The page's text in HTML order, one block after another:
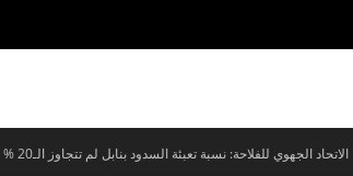
الاتحاد الجهوي للفلاحة: نسبة تعبئة السدود بنابل لم تتجاوز الـ20 %‎